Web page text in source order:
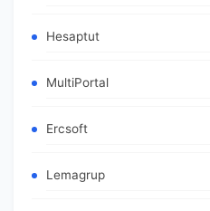
Hesaptut
MultiPortal
Ercsoft
Lemagrup